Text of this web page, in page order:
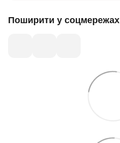
Поширити у соцмережах